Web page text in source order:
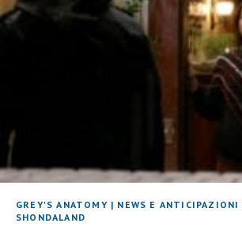
GREY'S ANATOMY| NEWS E ANTICIPAZIONI
SHONDALAND